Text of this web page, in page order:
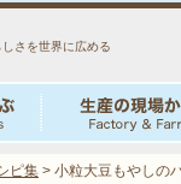
さを世界に広める
ピ集 > 小粒大豆もやしの